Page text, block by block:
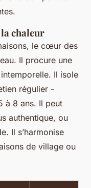
chaleur
le cœur des
Il procure une
Il isole
régulier -
à 8 ans. Il peut
authentique, ou
Il s’harmonise
de village ou